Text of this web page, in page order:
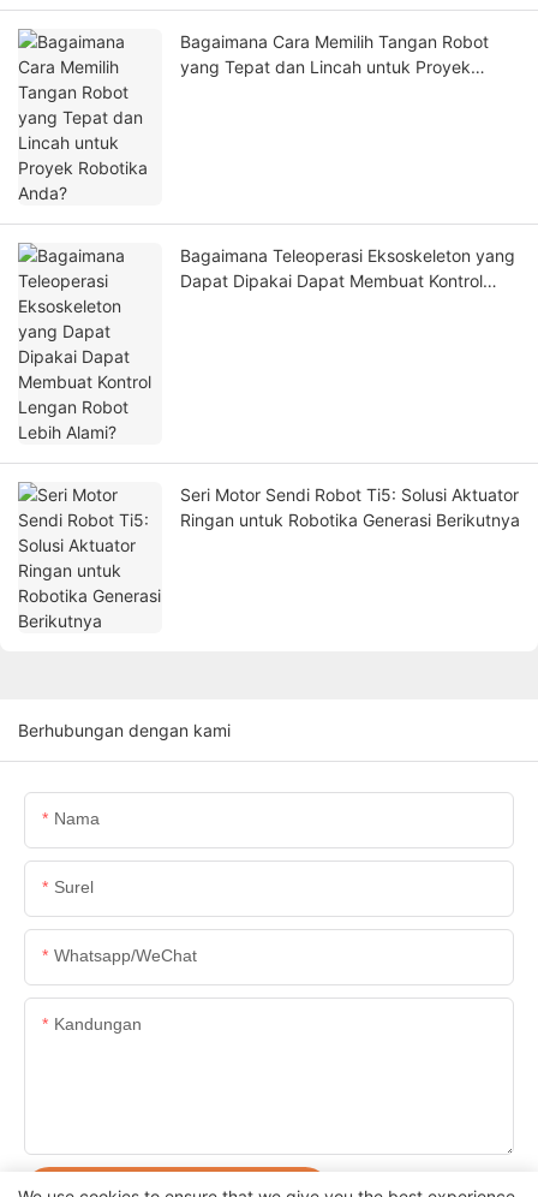
Bagaimana Cara Memilih Tangan Robot
yang Tepat dan Lincah untuk Proyek
Bagaimana Teleoperasi Eksoskeleton yang
Dapat Dipakai Dapat Membuat Kontrol
Seri Motor Sendi Robot Ti5: Solusi Aktuator
Ringan untuk Robotika Generasi Berikutnya
Berhubungan dengan kami
Nama
Surel
Whatsapp/WeChat
Kandungan